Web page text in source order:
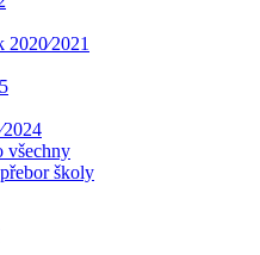
všechny
školy